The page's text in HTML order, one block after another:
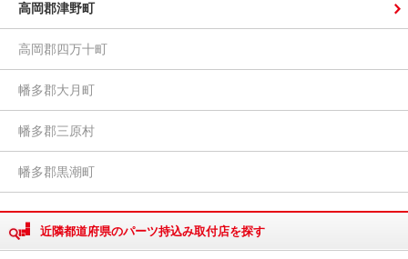
高岡郡津野町
高岡郡四万十町
幡多郡大月町
幡多郡三原村
幡多郡黒潮町
近隣都道府県のパーツ持込み取付店を探す